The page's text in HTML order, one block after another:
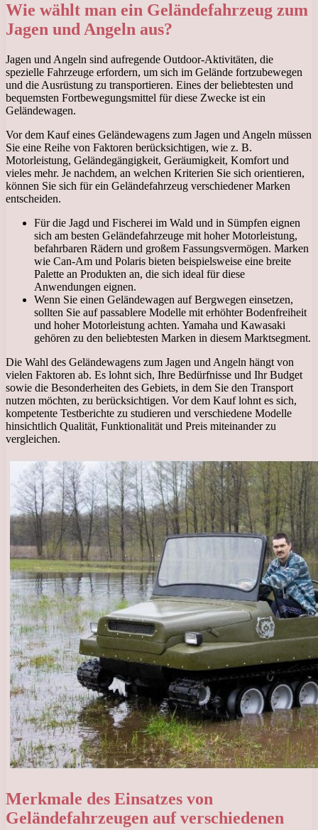
Wie wählt man ein Geländefahrzeug zum
Jagen und Angeln aus?
Jagen und Angeln sind aufregende Outdoor-Aktivitäten, die
spezielle Fahrzeuge erfordern, um sich im Gelände fortzubewegen
und die Ausrüstung zu transportieren. Eines der beliebtesten und
bequemsten Fortbewegungsmittel für diese Zwecke ist ein
Geländewagen.
Vor dem Kauf eines Geländewagens zum Jagen und Angeln müssen
Sie eine Reihe von Faktoren berücksichtigen, wie z. B.
Motorleistung, Geländegängigkeit, Geräumigkeit, Komfort und
vieles mehr. Je nachdem, an welchen Kriterien Sie sich orientieren,
können Sie sich für ein Geländefahrzeug verschiedener Marken
entscheiden.
Für die Jagd und Fischerei im Wald und in Sümpfen eignen
sich am besten Geländefahrzeuge mit hoher Motorleistung,
befahrbaren Rädern und großem Fassungsvermögen. Marken
wie Can-Am und Polaris bieten beispielsweise eine breite
Palette an Produkten an, die sich ideal für diese
Anwendungen eignen.
Wenn Sie einen Geländewagen auf Bergwegen einsetzen,
sollten Sie auf passablere Modelle mit erhöhter Bodenfreiheit
und hoher Motorleistung achten. Yamaha und Kawasaki
gehören zu den beliebtesten Marken in diesem Marktsegment.
Die Wahl des Geländewagens zum Jagen und Angeln hängt von
vielen Faktoren ab. Es lohnt sich, Ihre Bedürfnisse und Ihr Budget
sowie die Besonderheiten des Gebiets, in dem Sie den Transport
nutzen möchten, zu berücksichtigen. Vor dem Kauf lohnt es sich,
kompetente Testberichte zu studieren und verschiedene Modelle
hinsichtlich Qualität, Funktionalität und Preis miteinander zu
vergleichen.
Merkmale des Einsatzes von
Geländefahrzeugen auf verschiedenen